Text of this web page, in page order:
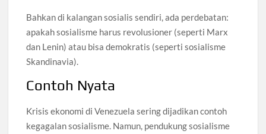
Bahkan di kalangan sosialis sendiri, ada perdebatan:
apakah sosialisme harus revolusioner (seperti Marx
dan Lenin) atau bisa demokratis (seperti sosialisme
Skandinavia).
Contoh Nyata
Krisis ekonomi di Venezuela sering dijadikan contoh
kegagalan sosialisme. Namun, pendukung sosialisme